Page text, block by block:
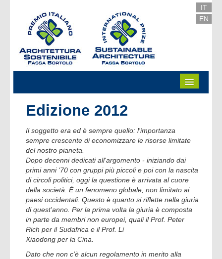
IT
EN
Edizione 2012
Il soggetto era ed è sempre quello: l'importanza
sempre crescente di economizzare le risorse limitate
del nostro pianeta.
Dopo decenni dedicati all'argomento - iniziando dai
primi anni ‘70 con gruppi più piccoli e poi con la nascita
di circoli politici, oggi la questione è arrivata al cuore
della società. È un fenomeno globale, non limitato ai
paesi occidentali. Questo è quanto si riflette nella giuria
di quest'anno. Per la prima volta la giuria è composta
in parte da membri non europei, quali il Prof. Peter
Rich per il Sudafrica e il Prof. Li
Xiaodong per la Cina.
Dato che non c'è alcun regolamento in merito alla